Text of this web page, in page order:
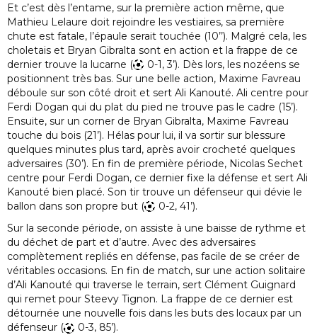
Et c’est dès l’entame, sur la première action même, que
Mathieu Lelaure doit rejoindre les vestiaires, sa première
chute est fatale, l’épaule serait touchée (10’’). Malgré cela, les
choletais et Bryan Gibralta sont en action et la frappe de ce
dernier trouve la lucarne (
0-1, 3’). Dès lors, les nozéens se
positionnent très bas. Sur une belle action, Maxime Favreau
déboule sur son côté droit et sert Ali Kanouté. Ali centre pour
Ferdi Dogan qui du plat du pied ne trouve pas le cadre (15’).
Ensuite, sur un corner de Bryan Gibralta, Maxime Favreau
touche du bois (21’). Hélas pour lui, il va sortir sur blessure
quelques minutes plus tard, après avoir crocheté quelques
adversaires (30’). En fin de première période, Nicolas Sechet
centre pour Ferdi Dogan, ce dernier fixe la défense et sert Ali
Kanouté bien placé. Son tir trouve un défenseur qui dévie le
ballon dans son propre but (
0-2, 41’).
Sur la seconde période, on assiste à une baisse de rythme et
du déchet de part et d’autre. Avec des adversaires
complètement repliés en défense, pas facile de se créer de
véritables occasions. En fin de match, sur une action solitaire
d’Ali Kanouté qui traverse le terrain, sert Clément Guignard
qui remet pour Steevy Tignon. La frappe de ce dernier est
détournée une nouvelle fois dans les buts des locaux par un
défenseur (
0-3, 85’).